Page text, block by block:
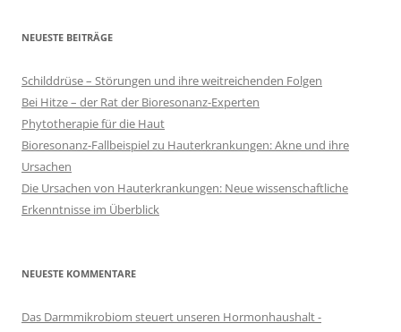
NEUESTE BEITRÄGE
Schilddrüse – Störungen und ihre weitreichenden Folgen
Bei Hitze – der Rat der Bioresonanz-Experten
Phytotherapie für die Haut
Bioresonanz-Fallbeispiel zu Hauterkrankungen: Akne und ihre
Ursachen
Die Ursachen von Hauterkrankungen: Neue wissenschaftliche
Erkenntnisse im Überblick
NEUESTE KOMMENTARE
Das Darmmikrobiom steuert unseren Hormonhaushalt -